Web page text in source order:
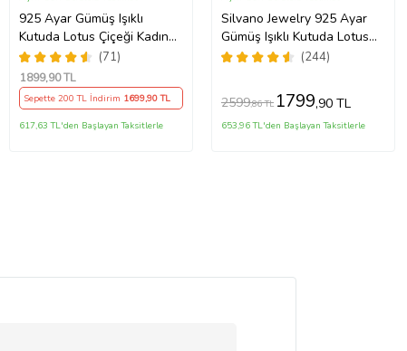
925 Ayar Gümüş Işıklı
Kutuda Lotus Çiçeği Kadın
Kolye , Peluş Ayıcık
Anahtarlık Marteniçka
Bileklik, Polaroid Fotoğraf
Hediye
(71)
1899,90 TL
Sepette 200 TL İndirim 1699,90 TL
617,63 TL'den Başlayan Taksitlerle
Silvano Jewelry 925 Ayar
Gümüş Işıklı Kutuda Lotus
Kolye
(244)
2599,86 TL 1799,90 TL
653,96 TL'den Başlayan Taksitlerle